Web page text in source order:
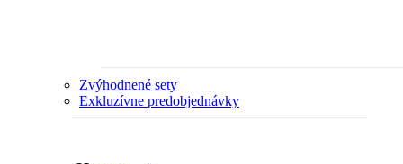
Zvýhodnené sety
Exkluzívne predobjednávky